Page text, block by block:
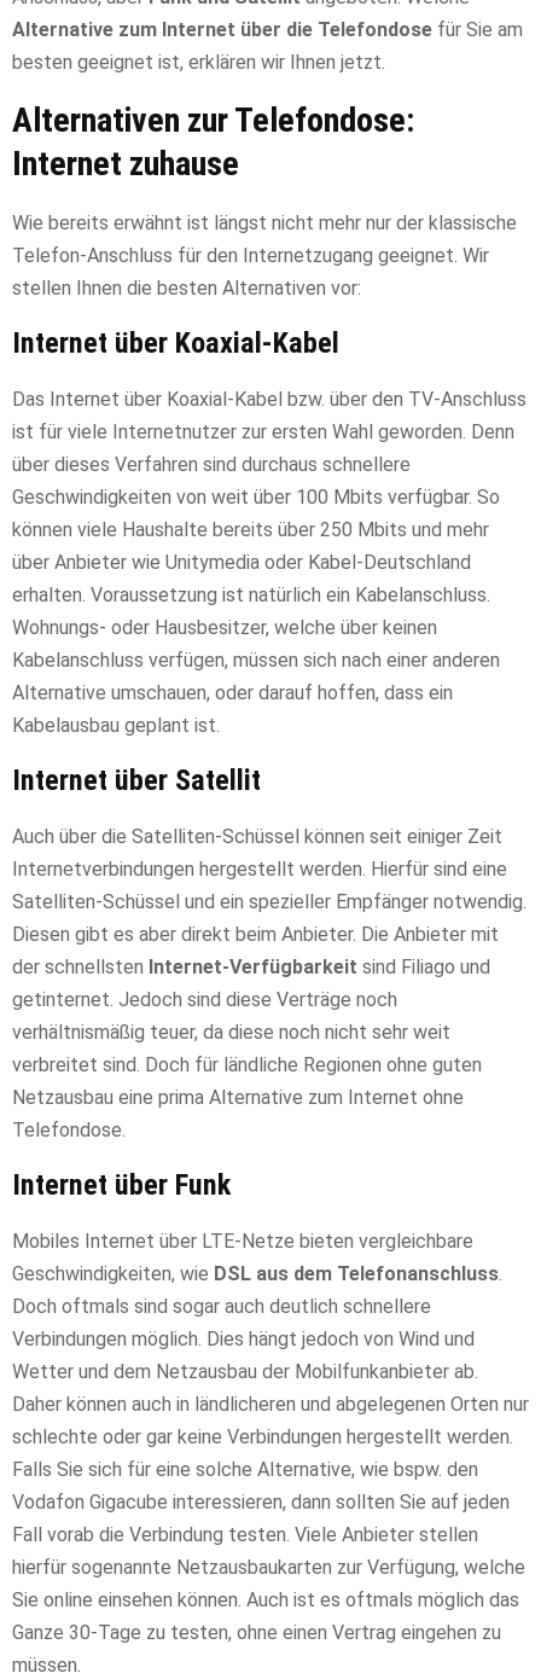
Alternative zum Internet über die Telefondose für Sie am
besten geeignet ist, erklären wir Ihnen jetzt.
Alternativen zur Telefondose:
Internet zuhause
Wie bereits erwähnt ist längst nicht mehr nur der klassische
Telefon-Anschluss für den Internetzugang geeignet. Wir
stellen Ihnen die besten Alternativen vor:
Internet über Koaxial-Kabel
Das Internet über Koaxial-Kabel bzw. über den TV-Anschluss
ist für viele Internetnutzer zur ersten Wahl geworden. Denn
über dieses Verfahren sind durchaus schnellere
Geschwindigkeiten von weit über 100 Mbits verfügbar. So
können viele Haushalte bereits über 250 Mbits und mehr
über Anbieter wie Unitymedia oder Kabel-Deutschland
erhalten. Voraussetzung ist natürlich ein Kabelanschluss.
Wohnungs- oder Hausbesitzer, welche über keinen
Kabelanschluss verfügen, müssen sich nach einer anderen
Alternative umschauen, oder darauf hoffen, dass ein
Kabelausbau geplant ist.
Internet über Satellit
Auch über die Satelliten-Schüssel können seit einiger Zeit
Internetverbindungen hergestellt werden. Hierfür sind eine
Satelliten-Schüssel und ein spezieller Empfänger notwendig.
Diesen gibt es aber direkt beim Anbieter. Die Anbieter mit
der schnellsten Internet-Verfügbarkeit sind Filiago und
getinternet. Jedoch sind diese Verträge noch
verhältnismäßig teuer, da diese noch nicht sehr weit
verbreitet sind. Doch für ländliche Regionen ohne guten
Netzausbau eine prima Alternative zum Internet ohne
Telefondose.
Internet über Funk
Mobiles Internet über LTE-Netze bieten vergleichbare
Geschwindigkeiten, wie DSL aus dem Telefonanschluss.
Doch oftmals sind sogar auch deutlich schnellere
Verbindungen möglich. Dies hängt jedoch von Wind und
Wetter und dem Netzausbau der Mobilfunkanbieter ab.
Daher können auch in ländlicheren und abgelegenen Orten nur
schlechte oder gar keine Verbindungen hergestellt werden.
Falls Sie sich für eine solche Alternative, wie bspw. den
Vodafon Gigacube interessieren, dann sollten Sie auf jeden
Fall vorab die Verbindung testen. Viele Anbieter stellen
hierfür sogenannte Netzausbaukarten zur Verfügung, welche
Sie online einsehen können. Auch ist es oftmals möglich das
Ganze 30-Tage zu testen, ohne einen Vertrag eingehen zu
müssen.